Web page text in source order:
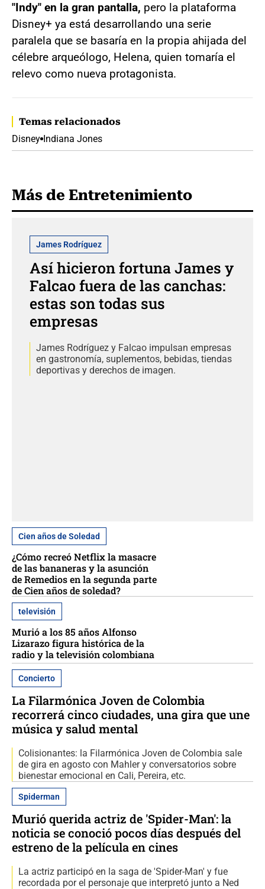
"Indy" en la gran pantalla, pero la plataforma
Disney+ ya está desarrollando una serie
paralela que se basaría en la propia ahijada del
célebre arqueólogo, Helena, quien tomaría el
relevo como nueva protagonista.
Temas relacionados
Disney Indiana Jones
Más de Entretenimiento
James Rodríguez
Así hicieron fortuna James y
Falcao fuera de las canchas:
estas son todas sus
empresas
James Rodríguez y Falcao impulsan empresas
en gastronomía, suplementos, bebidas, tiendas
deportivas y derechos de imagen.
Cien años de Soledad
¿Cómo recreó Netflix la masacre
de las bananeras y la asunción
de Remedios en la segunda parte
de Cien años de soledad?
televisión
Murió a los 85 años Alfonso
Lizarazo figura histórica de la
radio y la televisión colombiana
Concierto
La Filarmónica Joven de Colombia
recorrerá cinco ciudades, una gira que une
música y salud mental
Colisionantes: la Filarmónica Joven de Colombia sale
de gira en agosto con Mahler y conversatorios sobre
bienestar emocional en Cali, Pereira, etc.
Spiderman
Murió querida actriz de 'Spider-Man': la
noticia se conoció pocos días después del
estreno de la película en cines
La actriz participó en la saga de 'Spider-Man' y fue
recordada por el personaje que interpretó junto a Ned